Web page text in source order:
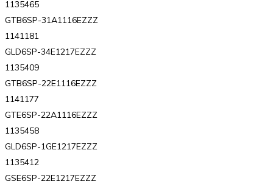
1135465
GTB6SP-31A1116EZZZ
1141181
GLD6SP-34E1217EZZZ
1135409
GTB6SP-22E1116EZZZ
1141177
GTE6SP-22A1116EZZZ
1135458
GLD6SP-1GE1217EZZZ
1135412
GSE6SP-22E1217EZZZ